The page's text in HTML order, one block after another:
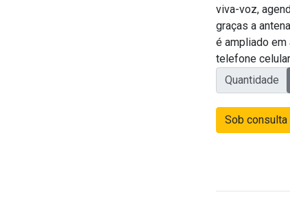
viva-voz,
graças a
é ampliado em
telefone
Quantidade
Sob consulta